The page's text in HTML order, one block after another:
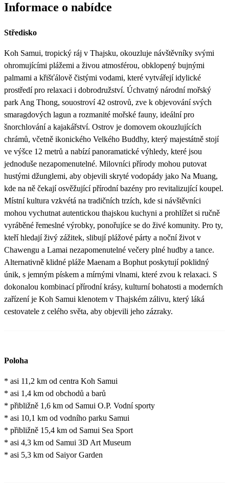
Informace o nabídce
Středisko
Koh Samui, tropický ráj v Thajsku, okouzluje návštěvníky svými
ohromujícími plážemi a živou atmosférou, obklopený bujnými
palmami a křišťálově čistými vodami, které vytvářejí idylické
prostředí pro relaxaci i dobrodružství. Úchvatný národní mořský
park Ang Thong, souostroví 42 ostrovů, zve k objevování svých
smaragdových lagun a rozmanité mořské fauny, ideální pro
šnorchlování a kajakářství. Ostrov je domovem okouzlujících
chrámů, včetně ikonického Velkého Buddhy, který majestátně stojí
ve výšce 12 metrů a nabízí panoramatické výhledy, které jsou
jednoduše nezapomenutelné. Milovníci přírody mohou putovat
hustými džunglemi, aby objevili skryté vodopády jako Na Muang,
kde na ně čekají osvěžující přírodní bazény pro revitalizující koupel.
Místní kultura vzkvétá na tradičních trzích, kde si návštěvníci
mohou vychutnat autentickou thajskou kuchyni a prohlížet si ručně
vyráběné řemeslné výrobky, ponořujíce se do živé komunity. Pro ty,
kteří hledají živý zážitek, slibují plážové párty a noční život v
Chawengu a Lamai nezapomenutelné večery plné hudby a tance.
Alternativně klidné pláže Maenam a Bophut poskytují poklidný
únik, s jemným pískem a mírnými vlnami, které zvou k relaxaci. S
dokonalou kombinací přírodní krásy, kulturní bohatosti a moderních
zařízení je Koh Samui klenotem v Thajském zálivu, který láká
cestovatele z celého světa, aby objevili jeho zázraky.
Poloha
* asi 11,2 km od centra Koh Samui
* asi 1,4 km od obchodů a barů
* přibližně 1,6 km od Samui O.P. Vodní sporty
* asi 10,1 km od vodního parku Samui
* přibližně 15,4 km od Samui Sea Sport
* asi 4,3 km od Samui 3D Art Museum
* asi 5,3 km od Saiyor Garden